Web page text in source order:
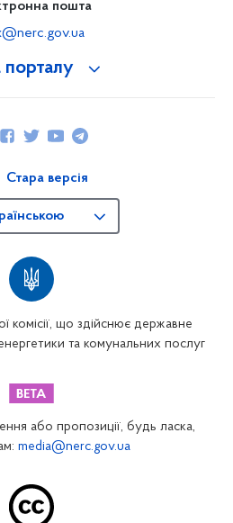
пошта
комісії, що здійснює державне
та комунальних послуг
Стара версія
або пропозиції, будь ласка,
media@nerc.gov.ua